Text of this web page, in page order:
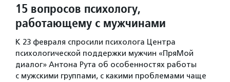
15 вопросов психологу,
работающему с мужчинами
К 23 февраля спросили психолога Центра
психологической поддержки мужчин «ПряМой
диалог» Антона Рута об особенностях работы
с мужскими группами, с какими проблемами чаще